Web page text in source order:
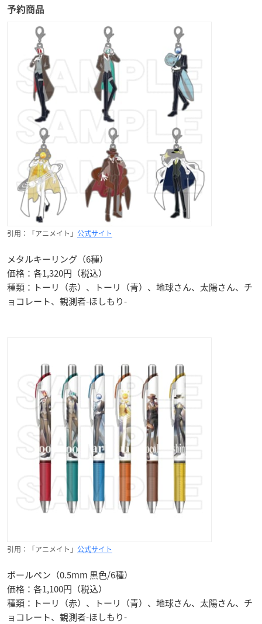
予約商品
引用：「アニメイト」 公式サイト
メタルキーリング（6種）
価格：各1,320円（税込）
種類：トーリ（赤）、トーリ（青）、地球さん、太陽さん、チ
ョコレート、観測者-ほしもり-
引用：「アニメイト」 公式サイト
ボールペン（0.5mm 黒色/6種）
価格：各1,100円（税込）
種類：トーリ（赤）、トーリ（青）、地球さん、太陽さん、チ
ョコレート、観測者-ほしもり-